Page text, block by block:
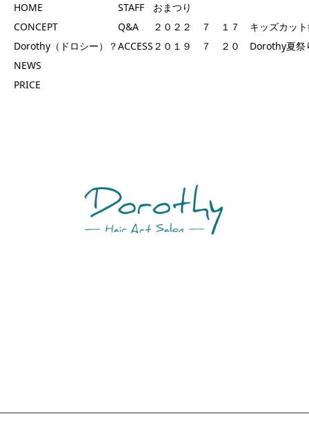
HOME
CONCEPT
Dorothy（ドロシー）？
NEWS
PRICE
STAFF
Q&A
ACCESS
おまつり
２０２２ ７ １７ キッズカット
２０１９ ７ ２０ Dorothy夏祭